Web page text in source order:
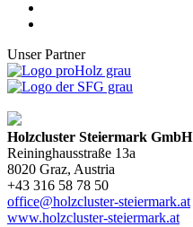
Unser Partner
Holzcluster Steiermark GmbH
Reininghausstraße 13a
8020 Graz, Austria
+43 316 58 78 50
office@holzcluster-steiermark.at
www.holzcluster-steiermark.at